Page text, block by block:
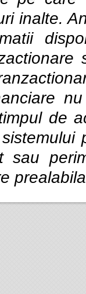
inalte.
de
sau